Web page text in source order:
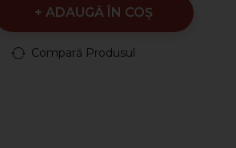
ADAUGĂ ÎN COŞ
Compară Produsul